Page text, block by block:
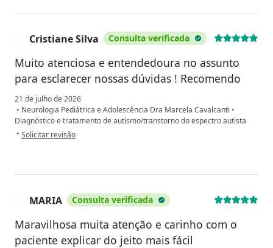
Cristiane Silva Consulta verificada
Muito atenciosa e entendedoura no assunto
para esclarecer nossas dúvidas ! Recomendo
21 de julho de 2026
• Neurologia Pediátrica e Adolescência Dra Marcela Cavalcanti •
Diagnóstico e tratamento de autismo/transtorno do espectro autista
• na opinião do utilizador Cristiane Silva
Solicitar revisão
MARIA Consulta verificada
Maravilhosa muita atenção e carinho com o
paciente explicar do jeito mais fácil